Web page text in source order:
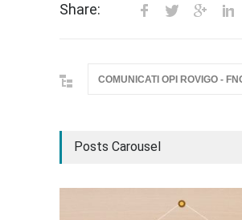
Share:
COMUNICATI OPI ROVIGO -
Posts Carousel